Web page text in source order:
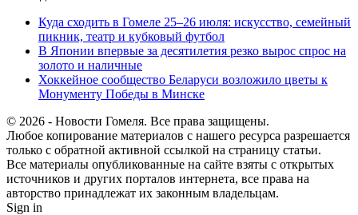
Куда сходить в Гомеле 25–26 июля: искусство, семейный
пикник, театр и кубковый футбол
В Японии впервые за десятилетия резко вырос спрос на
золото и наличные
Хоккейное сообщество Беларуси возложило цветы к
Монументу Победы в Минске
© 2026 - Новости Гомеля. Все права защищены.
Любое копирование материалов с нашего ресурса разрешается
только с обратной активной ссылкой на страницу статьи.
Все материалы опубликованные на сайте взяты с открытых
источников и других порталов интернета, все права на
авторство принадлежат их законным владельцам.
Sign in